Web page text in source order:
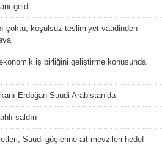
geldi
çöktü; koşulsuz teslimiyet vaadinden
iş birliğini geliştirme konusunda
Erdoğan Suudi Arabistan’da
saldırı
Suudi güçlerine ait mevzileri hedef